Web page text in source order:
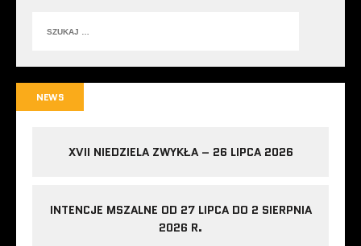
NEWS
XVII NIEDZIELA ZWYKŁA – 26 LIPCA 2026
INTENCJE MSZALNE OD 27 LIPCA DO 2 SIERPNIA
2026 R.